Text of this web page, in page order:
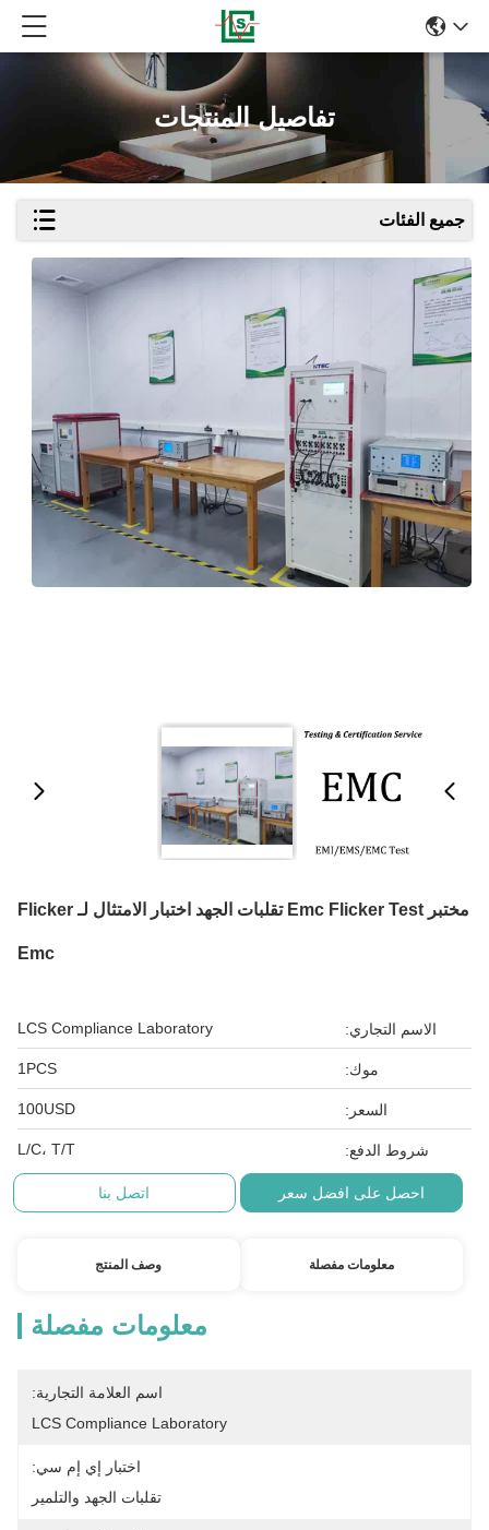
تفاصيل المنتجات
جميع الفئات
مختبر Emc Flicker Test تقلبات الجهد اختبار الامتثال لـ Flicker
Emc
الاسم التجاري: LCS Compliance Laboratory
موك: 1PCS
السعر: 100USD
شروط الدفع: L/C، T/T
احصل على افضل سعر اتصل بنا
معلومات مفصلة وصف المنتج
معلومات مفصلة
اسم العلامة التجارية:
LCS Compliance Laboratory
اختبار إي إم سي:
تقلبات الجهد والتلمير